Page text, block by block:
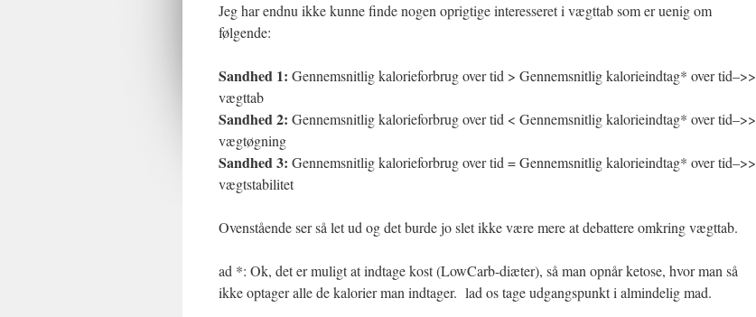
Jeg har endnu ikke kunne finde nogen oprigtige interesseret i vægttab som er uenig om
følgende:
Sandhed 1: Gennemsnitlig kalorieforbrug over tid > Gennemsnitlig kalorieindtag* over tid–>>
vægttab
Sandhed 2: Gennemsnitlig kalorieforbrug over tid < Gennemsnitlig kalorieindtag* over tid–>>
vægtøgning
Sandhed 3: Gennemsnitlig kalorieforbrug over tid = Gennemsnitlig kalorieindtag* over tid–>>
vægtstabilitet
Ovenstående ser så let ud og det burde jo slet ikke være mere at debattere omkring vægttab.
ad *: Ok, det er muligt at indtage kost (LowCarb-diæter), så man opnår ketose, hvor man så
ikke optager alle de kalorier man indtager. lad os tage udgangspunkt i almindelig mad.